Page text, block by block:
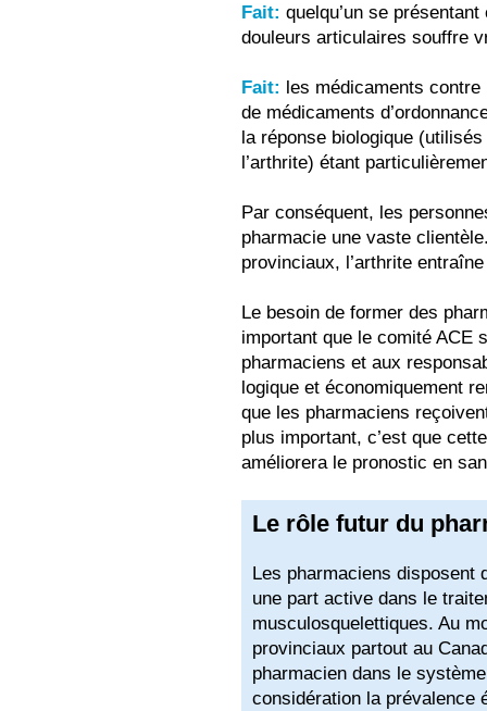
Fait: quelqu’un se
douleurs articulaires souffre
Fait: les médicaments contre
de médicaments
la réponse biologique
l’arthrite) étant
Par conséquent, les
pharmacie une vaste
provinciaux, l’arthrite
Le besoin de former des
important que le comité ACE
pharmaciens et aux
logique et économiquement
que les pharmaciens
plus important, c’est que
améliorera le pronostic en
Le rôle futur du
Les pharmaciens disposent
une part active dans le
musculosquelettiques. Au
provinciaux partout au
pharmacien dans le
considération la prévalence